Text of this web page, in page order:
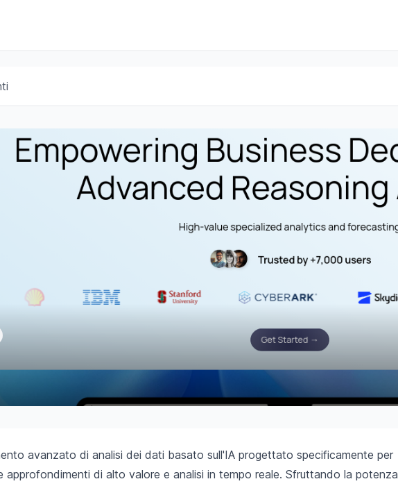
avanzato di analisi dei dati basato sull'IA progettato specificamente per
approfondimenti di alto valore e analisi in tempo reale. Sfruttando la potenza